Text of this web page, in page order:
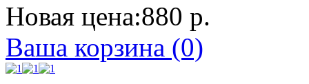
Новая цена:880 р.
Ваша корзина (0)